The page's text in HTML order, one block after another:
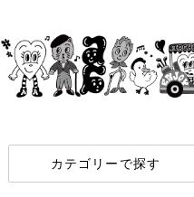
カテゴリーで探す